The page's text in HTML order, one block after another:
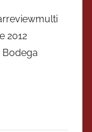
2012
Bodega